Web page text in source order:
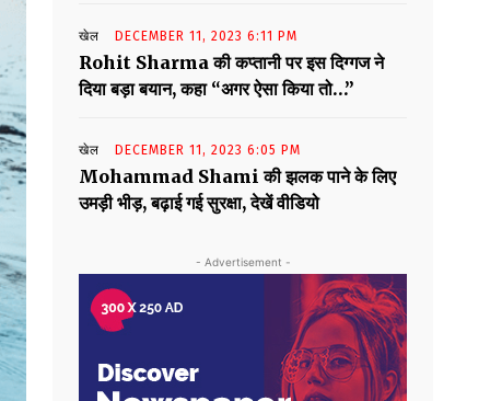
खेल DECEMBER 11, 2023 6:11 PM
Rohit Sharma की कप्तानी पर इस दिग्गज ने
दिया बड़ा बयान, कहा “अगर ऐसा किया तो…”
खेल DECEMBER 11, 2023 6:05 PM
Mohammad Shami की झलक पाने के लिए
उमड़ी भीड़, बढ़ाई गई सुरक्षा, देखें वीडियो
- Advertisement -